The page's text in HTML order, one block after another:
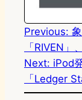
Previous:
「RIVEN
Next: iPod
「Ledger